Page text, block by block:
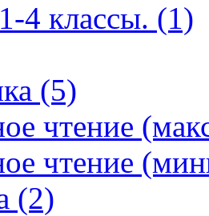
4 классы. (1)
(5)
чтение
чтение
(2)